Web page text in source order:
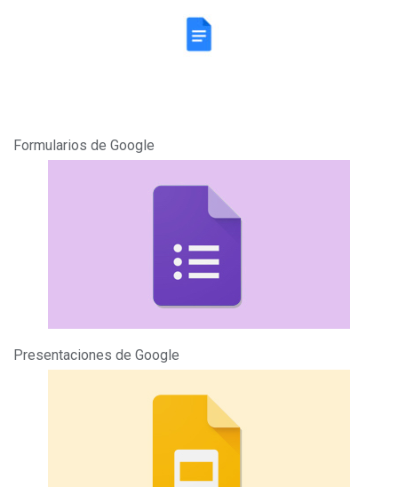
Formularios de Google
Presentaciones de Google